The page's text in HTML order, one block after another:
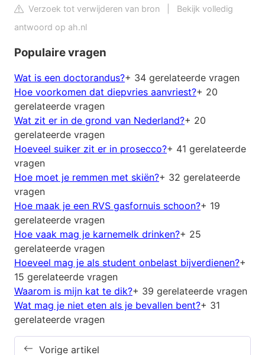
Verzoek tot verwijderen van bron
Bekijk volledig
antwoord op ah.nl
Populaire vragen
Wat is een doctorandus?+ 34 gerelateerde vragen
Hoe voorkomen dat diepvries aanvriest?+ 20
gerelateerde vragen
Wat zit er in de grond van Nederland?+ 20
gerelateerde vragen
Hoeveel suiker zit er in prosecco?+ 41 gerelateerde
vragen
Hoe moet je remmen met skiën?+ 32 gerelateerde
vragen
Hoe maak je een RVS gasfornuis schoon?+ 19
gerelateerde vragen
Hoe vaak mag je karnemelk drinken?+ 25
gerelateerde vragen
Hoeveel mag je als student onbelast bijverdienen?+
15 gerelateerde vragen
Waarom is mijn kat te dik?+ 39 gerelateerde vragen
Wat mag je niet eten als je bevallen bent?+ 31
gerelateerde vragen
Vorige artikel